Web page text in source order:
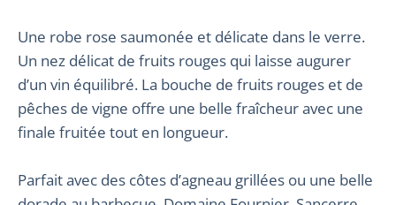
Une robe rose saumonée et délicate dans le verre.
Un nez délicat de fruits rouges qui laisse augurer
d’un vin équilibré. La bouche de fruits rouges et de
pêches de vigne offre une belle fraîcheur avec une
finale fruitée tout en longueur.
Parfait avec des côtes d’agneau grillées ou une belle